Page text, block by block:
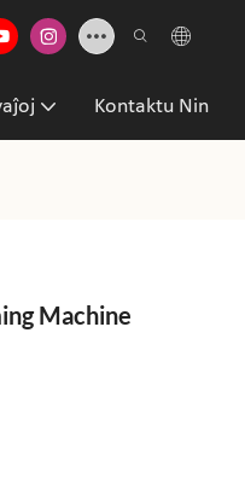
Kontaktu Nin
Machine